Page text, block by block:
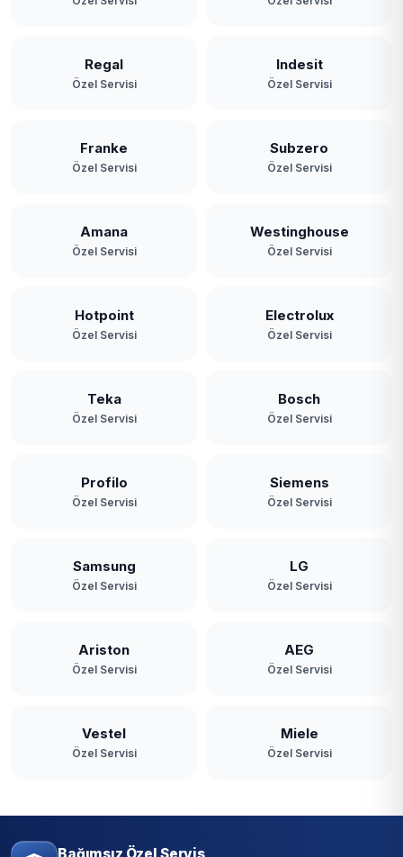
Regal
Özel Servisi
Indesit
Özel Servisi
Franke
Özel Servisi
Subzero
Özel Servisi
Amana
Özel Servisi
Westinghouse
Özel Servisi
Hotpoint
Özel Servisi
Electrolux
Özel Servisi
Teka
Özel Servisi
Bosch
Özel Servisi
Profilo
Özel Servisi
Siemens
Özel Servisi
Samsung
Özel Servisi
LG
Özel Servisi
Ariston
Özel Servisi
AEG
Özel Servisi
Vestel
Özel Servisi
Miele
Özel Servisi